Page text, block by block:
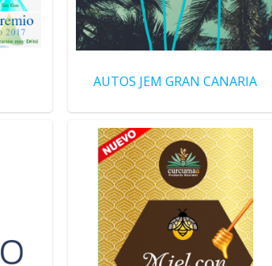
AUTOS JEM GRAN CANARIA